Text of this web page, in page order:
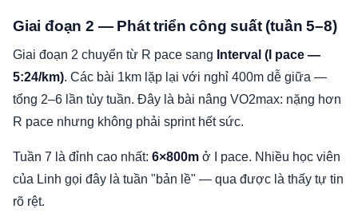
Giai đoạn 2 — Phát triển công suất (tuần 5–8)
Giai đoạn 2 chuyển từ R pace sang Interval (I pace —
5:24/km). Các bài 1km lặp lại với nghỉ 400m dễ giữa —
tổng 2–6 lần tùy tuần. Đây là bài nâng VO2max: nặng hơn
R pace nhưng không phải sprint hết sức.
Tuần 7 là đỉnh cao nhất: 6×800m ở I pace. Nhiều học viên
của Linh gọi đây là tuần "bản lề" — qua được là thấy tự tin
rõ rệt.